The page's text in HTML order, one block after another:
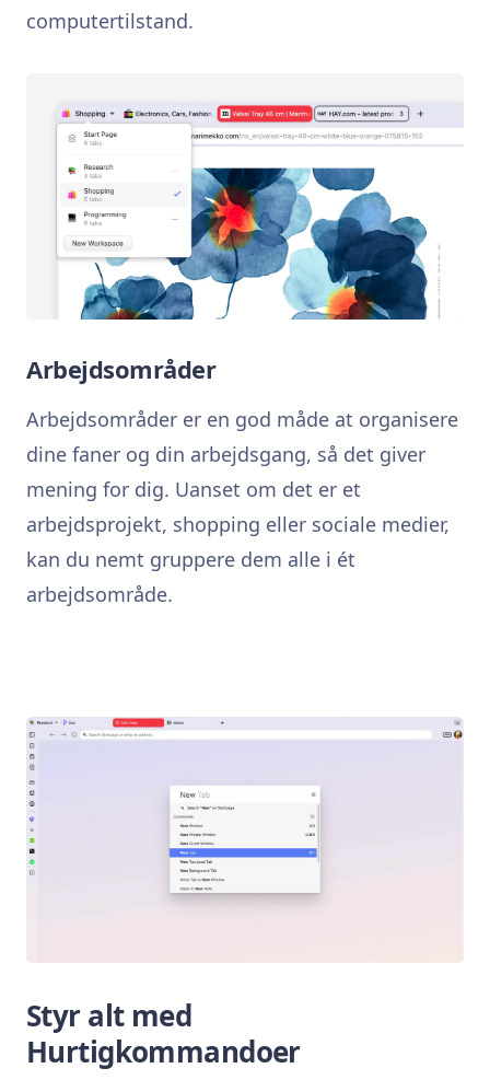
computertilstand.
Arbejdsområder
Arbejdsområder er en god måde at organisere
dine faner og din arbejdsgang, så det giver
mening for dig. Uanset om det er et
arbejdsprojekt, shopping eller sociale medier,
kan du nemt gruppere dem alle i ét
arbejdsområde.
Styr alt med
Hurtigkommandoer